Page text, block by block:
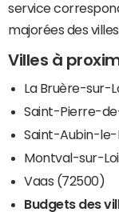
service
majorées des
Villes à
La Bruère-sur-
Saint-Pierre-
Saint-Aubin-
Montval-sur-
Vaas (72500)
Budgets des